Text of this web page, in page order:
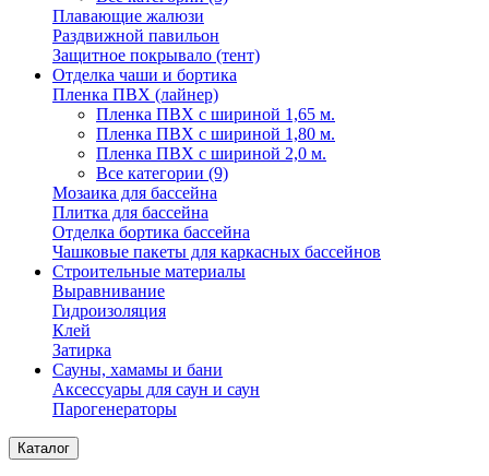
Плавающие жалюзи
Раздвижной павильон
Защитное покрывало (тент)
Отделка чаши и бортика
Пленка ПВХ (лайнер)
Пленка ПВХ с шириной 1,65 м.
Пленка ПВХ с шириной 1,80 м.
Пленка ПВХ с шириной 2,0 м.
Все категории (9)
Мозаика для бассейна
Плитка для бассейна
Отделка бортика бассейна
Чашковые пакеты для каркасных бассейнов
Строительные материалы
Выравнивание
Гидроизоляция
Клей
Затирка
Сауны, хамамы и бани
Аксессуары для саун и саун
Парогенераторы
Каталог